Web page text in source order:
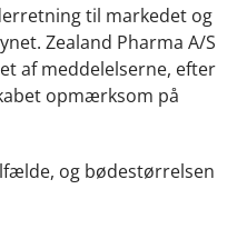
til markedet og
Zealand Pharma A/S
af meddelelserne, efter
opmærksom på
og bødestørrelsen